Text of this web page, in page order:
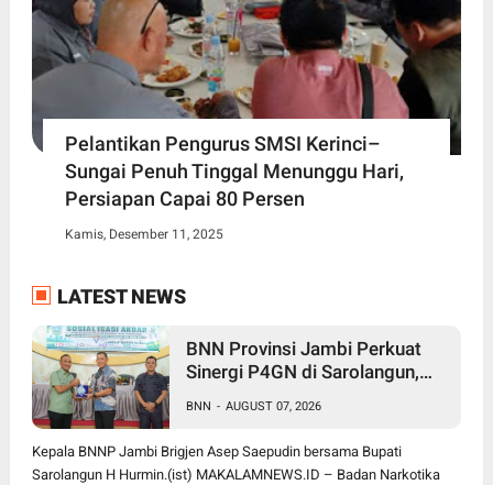
Pelantikan Pengurus SMSI Kerinci–
Sungai Penuh Tinggal Menunggu Hari,
Persiapan Capai 80 Persen
Kamis, Desember 11, 2025
LATEST NEWS
BNN Provinsi Jambi Perkuat
Sinergi P4GN di Sarolangun,
Vape Zombie
BNN - AUGUST 07, 2026
Kepala BNNP Jambi Brigjen Asep Saepudin bersama Bupati
Sarolangun H Hurmin.(ist) MAKALAMNEWS.ID – Badan Narkotika